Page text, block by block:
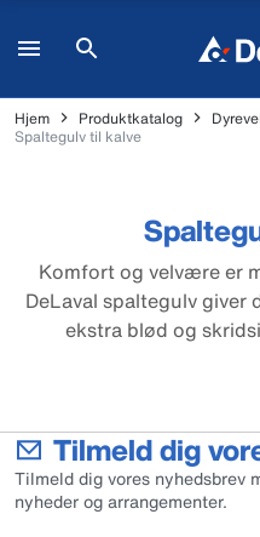
Hjem Produktkatalog
Spaltegulv til kalve
Komfort og velvære er
DeLaval spaltegulv giver
ekstra blød og
Tilmeld dig
Tilmeld dig vores nyhedsbrev
nyheder og arrangementer.